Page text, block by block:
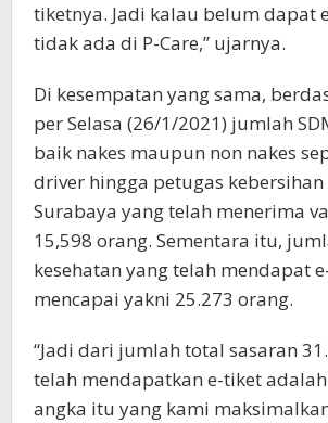
tiketnya. Jadi kalau belum dapat
tidak ada di P-Care,” ujarnya.
Di kesempatan yang sama,
per Selasa (26/1/2021) jumlah
baik nakes maupun non nakes
driver hingga petugas kebersihan
Surabaya yang telah menerima
15,598 orang. Sementara itu,
kesehatan yang telah mendapat
mencapai yakni 25.273 orang.
“Jadi dari jumlah total sasaran
telah mendapatkan e-tiket
angka itu yang kami